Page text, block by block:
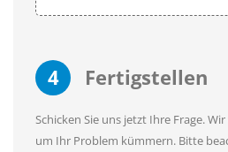
4 Fertigstellen
Schicken Sie uns jetzt Ihre Frage.
um Ihr Problem kümmern. Bitte